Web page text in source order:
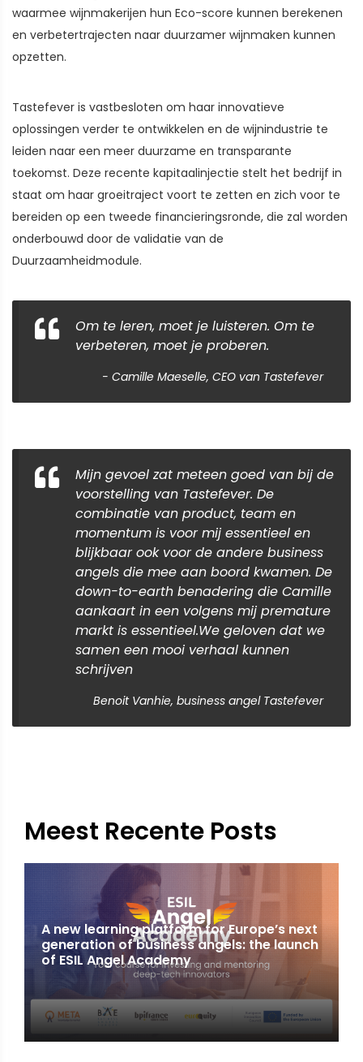
waarmee wijnmakerijen hun Eco-score kunnen berekenen
en verbetertrajecten naar duurzamer wijnmaken kunnen
opzetten.
Tastefever is vastbesloten om haar innovatieve
oplossingen verder te ontwikkelen en de wijnindustrie te
leiden naar een meer duurzame en transparante
toekomst. Deze recente kapitaalinjectie stelt het bedrijf in
staat om haar groeitraject voort te zetten en zich voor te
bereiden op een tweede financieringsronde, die zal worden
onderbouwd door de validatie van de
Duurzaamheidmodule.
Om te leren, moet je luisteren. Om te
verbeteren, moet je proberen.
- Camille Maeselle, CEO van Tastefever
Mijn gevoel zat meteen goed van bij de
voorstelling van Tastefever. De
combinatie van product, team en
momentum is voor mij essentieel en
blijkbaar ook voor de andere business
angels die mee aan boord kwamen. De
down-to-earth benadering die Camille
aankaart in een volgens mij premature
markt is essentieel.We geloven dat we
samen een mooi verhaal kunnen
schrijven
Benoit Vanhie, business angel Tastefever
Meest Recente Posts
A new learning platform for Europe’s next
generation of business angels: the launch
of ESIL Angel Academy